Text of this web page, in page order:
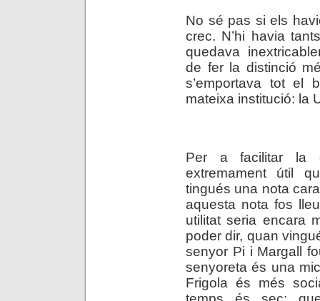
No sé pas si els
crec. N’hi havia
quedava
de fer la distinció
s’emportava tot el
mateixa institució: la
Per a facilitar la
extremament útil
tingués una nota
aquesta nota fos
utilitat seria encara
poder dir, quan
senyor Pi i Margall
senyoreta és una
Frigola és més